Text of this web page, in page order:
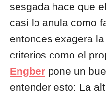
sesgada hace que
casi lo anula como
entonces exagera
criterios como el
Engberpone un
entender esto: La